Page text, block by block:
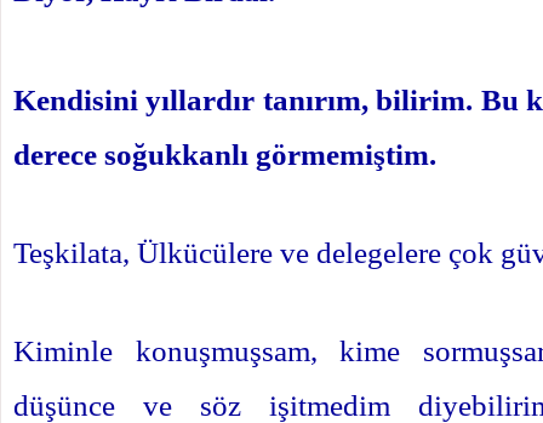
Kendisini yıllardır tanırım, bilirim. Bu
derece soğukkanlı görmemiştim.
Teşkilata, Ülkücülere ve delegelere çok
Kiminle konuşmuşsam, kime
düşünce ve söz işitmedim